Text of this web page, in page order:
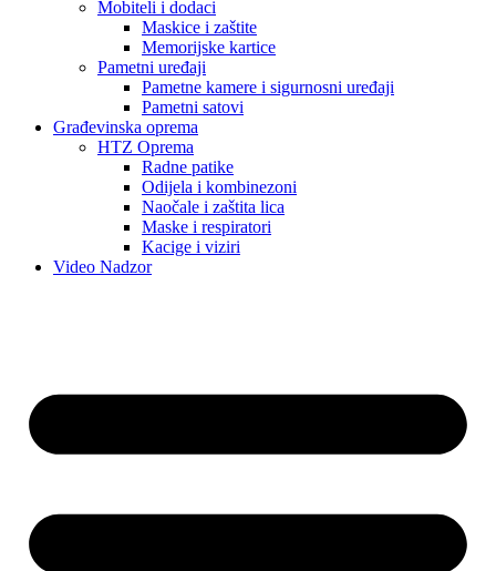
Mobiteli i dodaci
Maskice i zaštite
Memorijske kartice
Pametni uređaji
Pametne kamere i sigurnosni uređaji
Pametni satovi
Građevinska oprema
HTZ Oprema
Radne patike
Odijela i kombinezoni
Naočale i zaštita lica
Maske i respiratori
Kacige i viziri
Video Nadzor